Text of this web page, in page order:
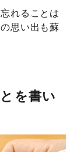
れることは
思い出も蘇
を書い